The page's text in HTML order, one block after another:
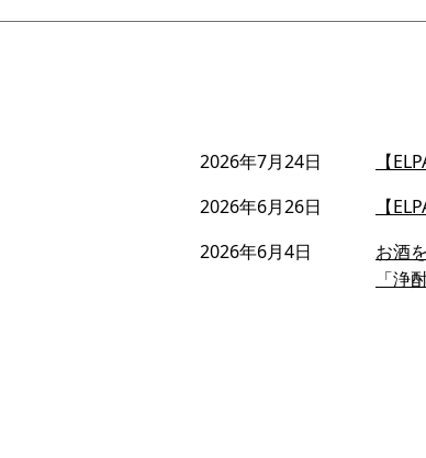
2026年7月24日
【
2026年6月26日
【
2026年6月4日
お酒
「浄